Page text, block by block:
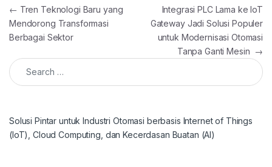
Post navigation
← Tren Teknologi Baru yang
Mendorong Transformasi
Berbagai Sektor
Integrasi PLC Lama ke IoT
Gateway Jadi Solusi Populer
untuk Modernisasi Otomasi
Tanpa Ganti Mesin →
Search for:
Solusi Pintar untuk Industri Otomasi berbasis Internet of Things
(IoT), Cloud Computing, dan Kecerdasan Buatan (AI)